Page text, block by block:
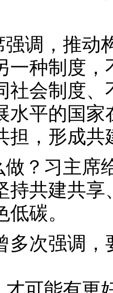
强调，推动
一种制度
社会制度
水平的国
担，形成
？习主席
持共建共
碳。
次强调，